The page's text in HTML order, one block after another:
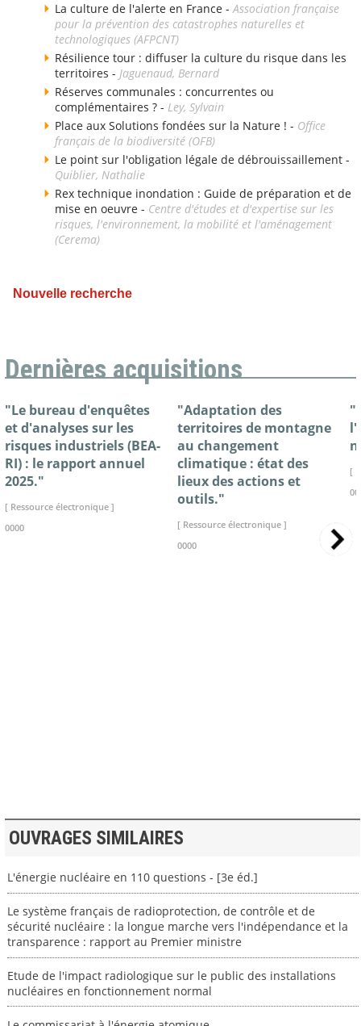
La culture de l'alerte en France -Association française
pour la prévention des catastrophes naturelles et
technologiques (AFPCNT)
Résilience tour : diffuser la culture du risque dans les
territoires - Jaguenaud, Bernard
Réserves communales : concurrentes ou
complémentaires ? - Ley, Sylvain
Place aux Solutions fondées sur la Nature ! - Office
français de la biodiversité (OFB)
Le point sur l'obligation légale de débrouissaillement -
Quiblier, Nathalie
Rex technique inondation : Guide de préparation et de
mise en oeuvre - Centre d'études et d'expertise sur les
risques, l'environnement, la mobilité et l'aménagement
(Cerema)
Nouvelle recherche
Dernières acquisitions
"Le bureau d'enquêtes
et d'analyses sur les
risques industriels (BEA-
RI) : le rapport annuel
2025."
[ Ressource électronique ]
0000
"Adaptation des
territoires de montagne
au changement
climatique : état des
lieux des actions et
outils."
[ Ressource électronique ]
0000
[
OUVRAGES SIMILAIRES
L'énergie nucléaire en 110 questions - [3e éd.]
Le système français de radioprotection, de contrôle et de
sécurité nucléaire : la longue marche vers l'indépendance et la
transparence : rapport au Premier ministre
Etude de l'impact radiologique sur le public des installations
nucléaires en fonctionnement normal